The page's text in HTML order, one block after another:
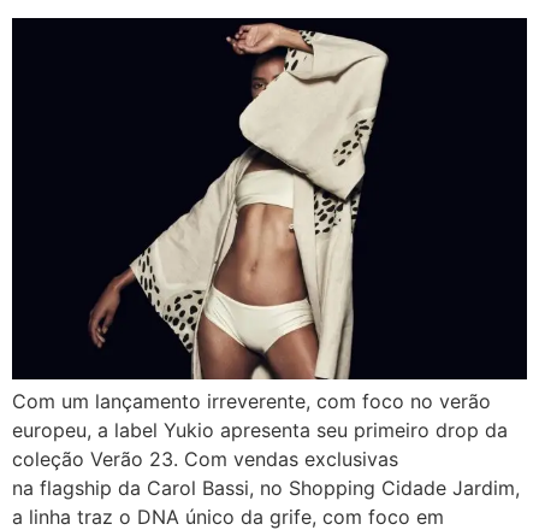
Com um lançamento irreverente, com foco no verão
europeu, a label Yukio apresenta seu primeiro drop da
coleção Verão 23. Com vendas exclusivas
na flagship da Carol Bassi, no Shopping Cidade Jardim,
a linha traz o DNA único da grife, com foco em